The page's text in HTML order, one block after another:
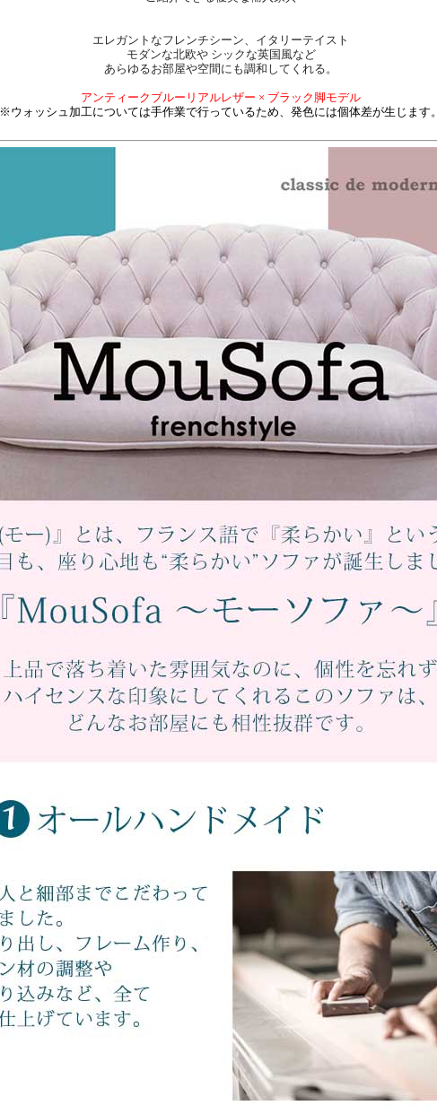
エレガントなフレンチシーン、イタリーテイスト
モダンな北欧や シックな英国風など
あらゆるお部屋や空間にも調和してくれる。
アンティークブルーリアルレザー × ブラック脚モデル
※ウォッシュ加工については手作業で行っているため、発色には個体差が生じます。